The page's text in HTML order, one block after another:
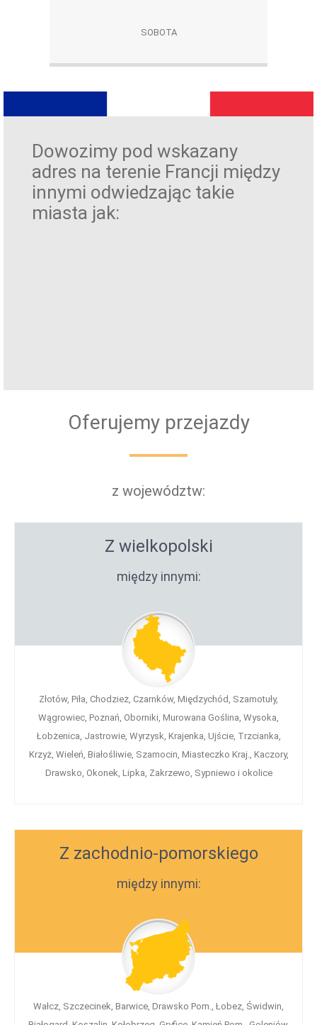
SOBOTA
Dowozimy pod wskazany
adres na terenie Francji między
innymi odwiedzając takie
miasta jak:
Oferujemy przejazdy
z województw:
Z wielkopolski
między innymi:
Złotów, Piła, Chodzież, Czarnków, Międzychód, Szamotuły,
Wągrowiec, Poznań, Oborniki, Murowana Goślina, Wysoka,
Łobżenica, Jastrowie, Wyrzysk, Krajenka, Ujście, Trzcianka,
Krzyż, Wieleń, Białośliwie, Szamocin, Miasteczko Kraj., Kaczory,
Drawsko, Okonek, Lipka, Zakrzewo, Sypniewo i okolice
Z zachodnio-pomorskiego
między innymi:
Wałcz, Szczecinek, Barwice, Drawsko Pom., Łobez, Świdwin,